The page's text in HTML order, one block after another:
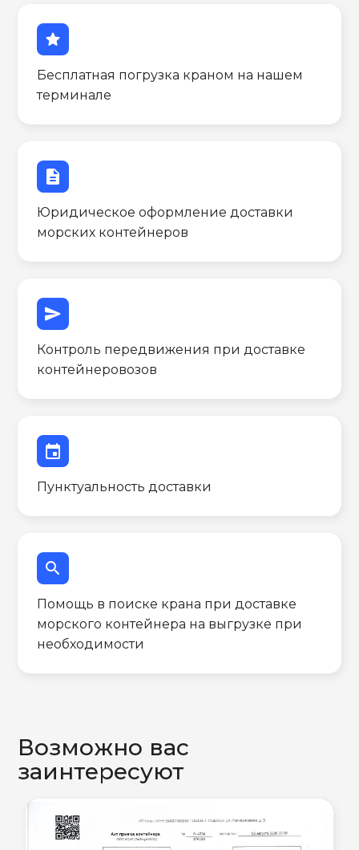
star
Бесплатная погрузка краном на нашем
терминале
description
Юридическое оформление доставки
морских контейнеров
send
Контроль передвижения при доставке
контейнеровозов
event
Пунктуальность доставки
search
Помощь в поиске крана при доставке
морского контейнера на выгрузке при
необходимости
Возможно вас
заинтересуют